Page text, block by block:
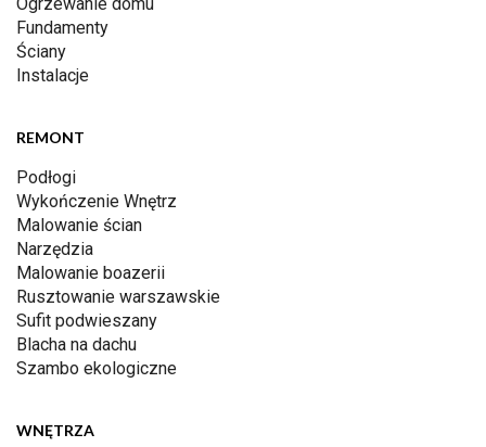
Fundamenty
Ściany
Instalacje
REMONT
Podłogi
Wykończenie Wnętrz
Malowanie ścian
Narzędzia
Malowanie boazerii
Rusztowanie warszawskie
Sufit podwieszany
Blacha na dachu
Szambo ekologiczne
WNĘTRZA